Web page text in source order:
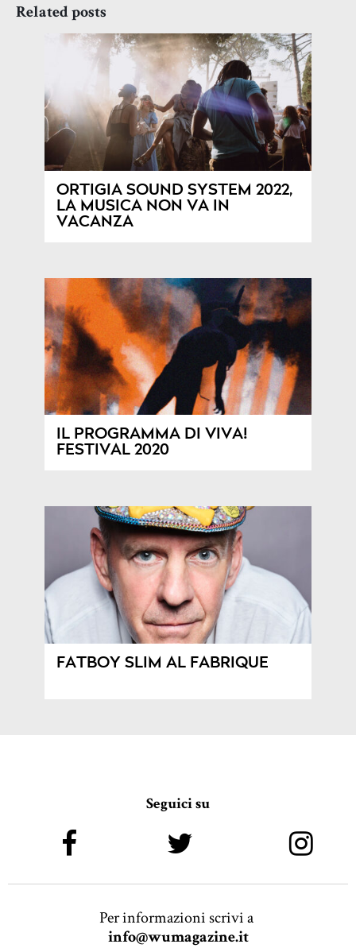
Related posts
ORTIGIA SOUND SYSTEM 2022,
LA MUSICA NON VA IN
VACANZA
IL PROGRAMMA DI VIVA!
FESTIVAL 2020
FATBOY SLIM AL FABRIQUE
Seguici su
Per informazioni scrivi a
info@wumagazine.it